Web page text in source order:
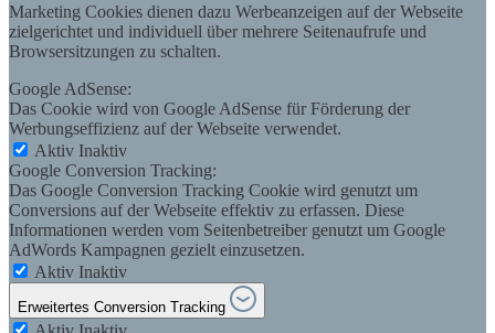
Marketing Cookies dienen dazu Werbeanzeigen auf der Webseite
zielgerichtet und individuell über mehrere Seitenaufrufe und
Browsersitzungen zu schalten.
Google AdSense:
Das Cookie wird von Google AdSense für Förderung der
Werbungseffizienz auf der Webseite verwendet.
Aktiv Inaktiv
Google Conversion Tracking:
Das Google Conversion Tracking Cookie wird genutzt um
Conversions auf der Webseite effektiv zu erfassen. Diese
Informationen werden vom Seitenbetreiber genutzt um Google
AdWords Kampagnen gezielt einzusetzen.
Aktiv Inaktiv
Erweitertes Conversion Tracking